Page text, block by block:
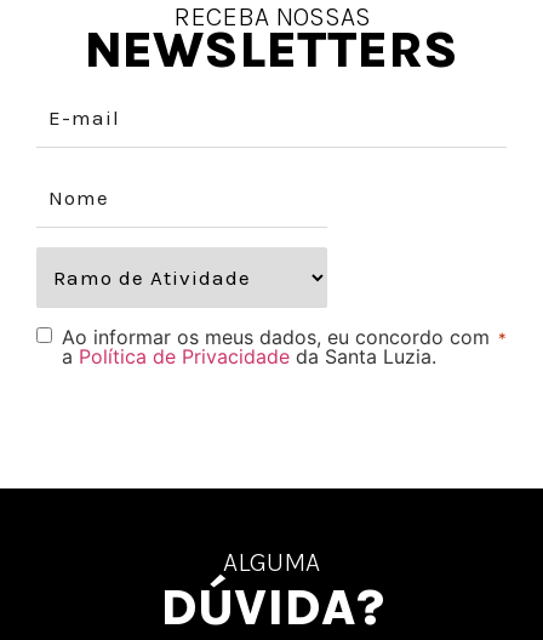
RECEBA NOSSAS
NEWSLETTERS
Ao informar os meus dados, eu concordo com
a Política de Privacidade da Santa Luzia.
*
ALGUMA
DÚVIDA?